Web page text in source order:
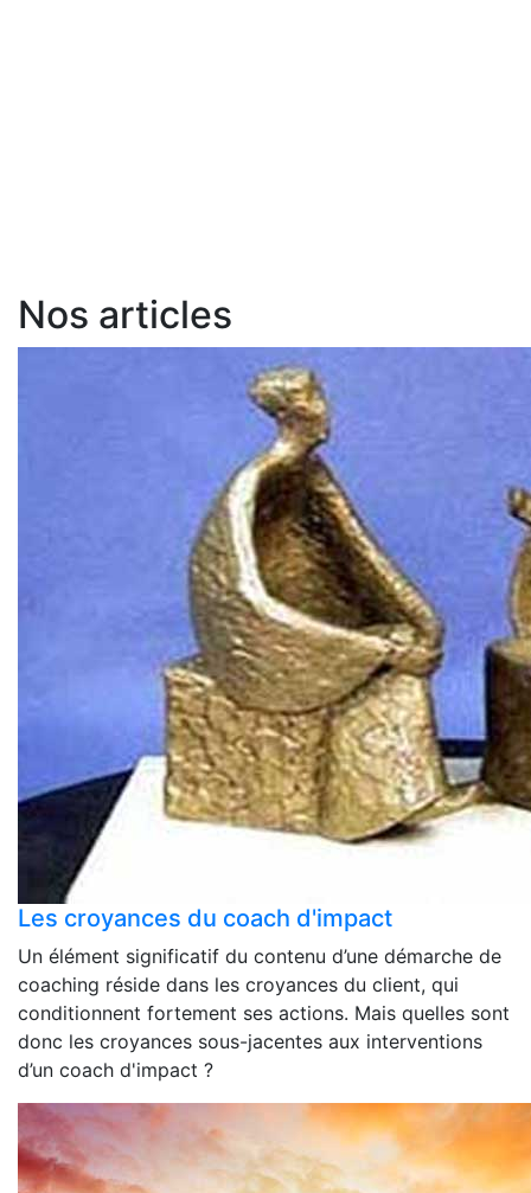
Nos articles
Les croyances du coach d'impact
Un élément significatif du contenu d’une démarche de
coaching réside dans les croyances du client, qui
conditionnent fortement ses actions. Mais quelles sont
donc les croyances sous-jacentes aux interventions
d’un coach d'impact ?